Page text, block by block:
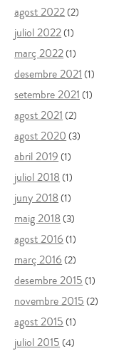
agost 2022(2)
juliol 2022(1)
març 2022(1)
desembre 2021 (1)
setembre 2021 (1)
agost 2021 (2)
agost 2020 (3)
abril 2019 (1)
juliol 2018 (1)
juny 2018 (1)
maig 2018 (3)
agost 2016 (1)
març 2016 (2)
desembre 2015 (1)
novembre 2015 (2)
agost 2015 (1)
juliol 2015 (4)